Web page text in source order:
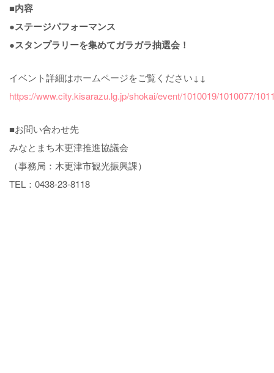
■内容
●ステージパフォーマンス
●スタンプラリーを集めてガラガラ抽選会！
イベント詳細はホームページをご覧ください↓↓
https://www.city.kisarazu.lg.jp/shokai/event/1010019/1010077/
■お問い合わせ先
みなとまち木更津推進協議会
（事務局：木更津市観光振興課）
TEL：0438-23-8118